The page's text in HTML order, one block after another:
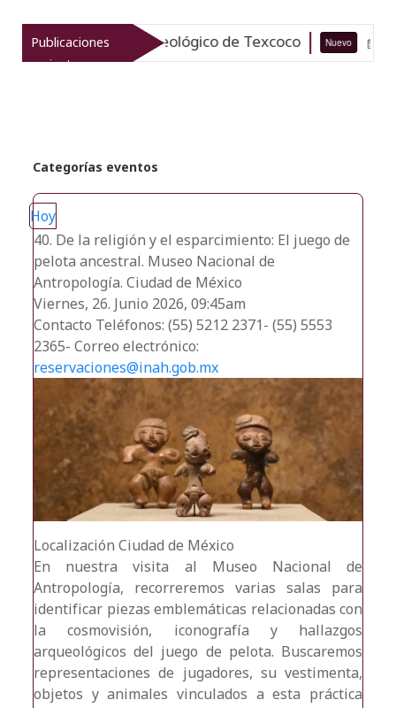
Publicaciones
recientes
el patrimonio arqueológico de Texcoco Nuevo 07-
Categorías eventos
Hoy
40. De la religión y el esparcimiento: El juego de
pelota ancestral. Museo Nacional de
Antropología. Ciudad de México
Viernes, 26. Junio 2026, 09:45am
Contacto Teléfonos: (55) 5212 2371- (55) 5553
2365- Correo electrónico:
reservaciones@inah.gob.mx
Localización Ciudad de México
En nuestra visita al Museo Nacional de
Antropología, recorreremos varias salas para
identificar piezas emblemáticas relacionadas con
la cosmovisión, iconografía y hallazgos
arqueológicos del juego de pelota. Buscaremos
representaciones de jugadores, su vestimenta,
objetos y animales vinculados a esta práctica